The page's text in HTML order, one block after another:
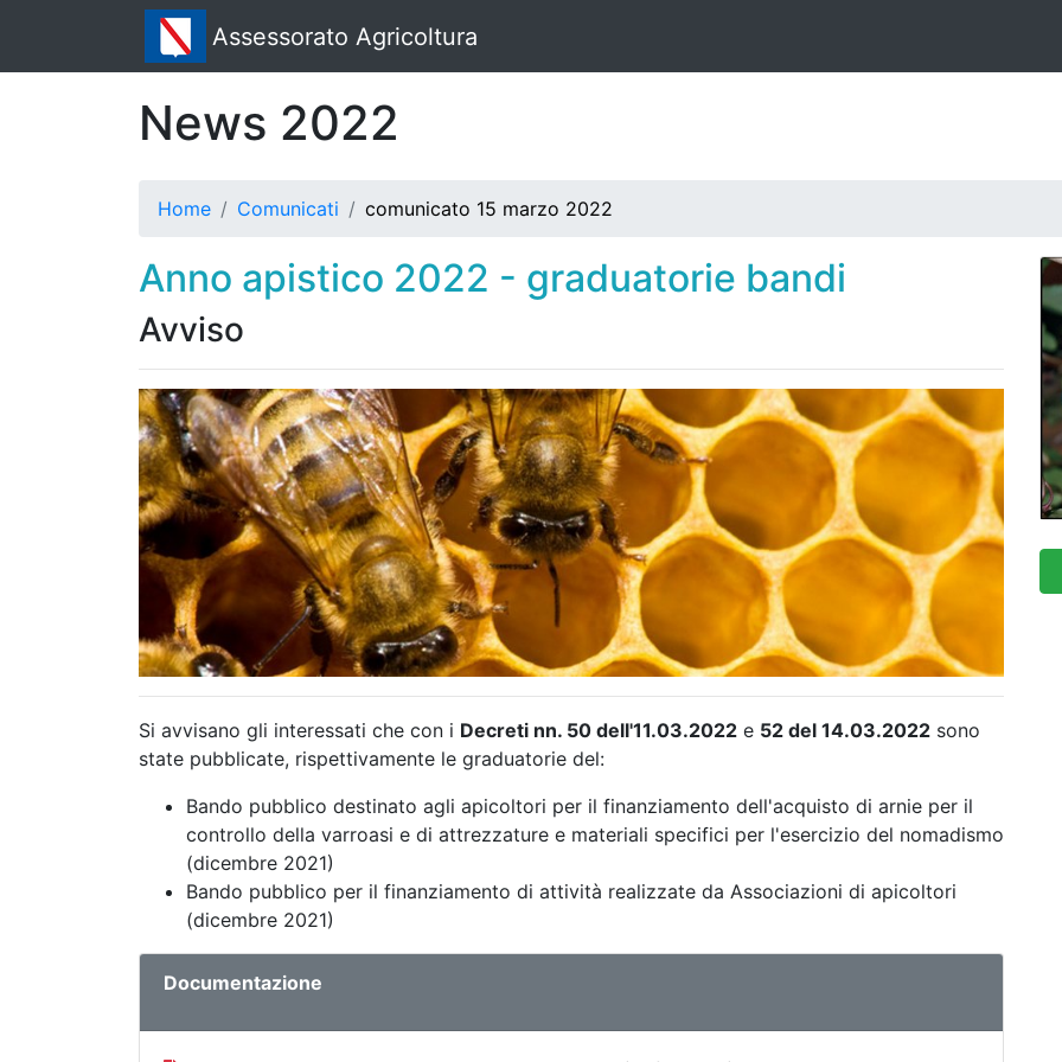
Assessorato Agricoltura
News 2022
Home Comunicati comunicato 15 marzo 2022
Anno apistico 2022 - graduatorie bandi
Avviso
Si avvisano gli interessati che con i Decreti nn. 50 dell'11.03.2022 e 52 del 14.03.2022 sono
state pubblicate, rispettivamente le graduatorie del:
Bando pubblico destinato agli apicoltori per il finanziamento dell'acquisto di arnie per il
controllo della varroasi e di attrezzature e materiali specifici per l'esercizio del nomadismo
(dicembre 2021)
Bando pubblico per il finanziamento di attività realizzate da Associazioni di apicoltori
(dicembre 2021)
Documentazione